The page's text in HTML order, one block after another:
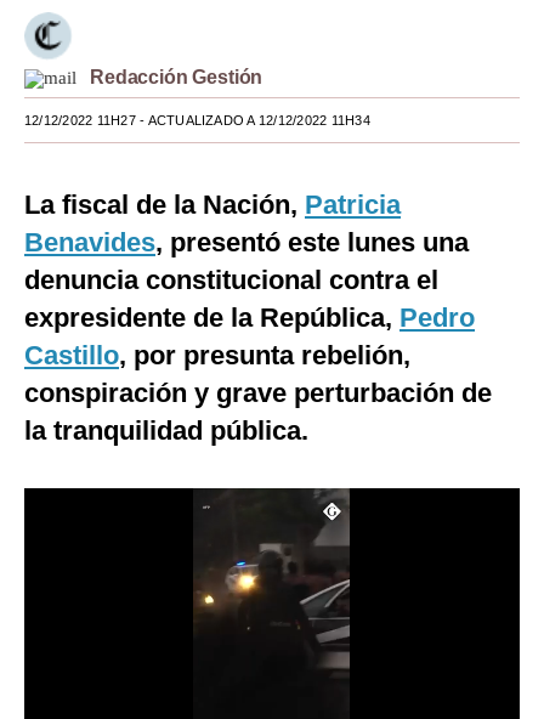
Viajes
Moda
Estilos
Mundo
EEUU
México
España
Internacional
Tecnología
Club del Suscriptor
Redacción Gestión
12/12/2022 11H27- ACTUALIZADO A 12/12/2022 11H34
La fiscal de la Nación, Patricia
Benavides, presentó este lunes una
denuncia constitucional contra el
expresidente de la República, Pedro
Castillo, por presunta rebelión,
conspiración y grave perturbación de
la tranquilidad pública.